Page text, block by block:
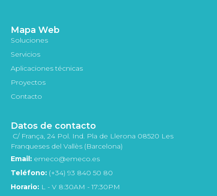
Mapa Web
Soluciones
Servicios
Aplicaciones técnicas
Proyectos
Contacto
Datos de contacto
C/ França, 24 Pol. Ind. Pla de Llerona 08520 Les
Franqueses del Vallès (Barcelona)
Email: emeco@emeco.es
Teléfono: (+34) 93 840 50 80
Horario: L - V 8:30AM - 17:30PM